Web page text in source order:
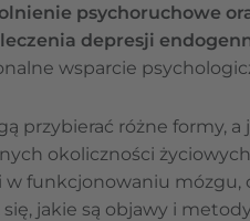
psychoruchowe
depresji
wsparcie
przybierać różne formy, a
okoliczności
funkcjonowaniu mózgu,
jakie są objawy i